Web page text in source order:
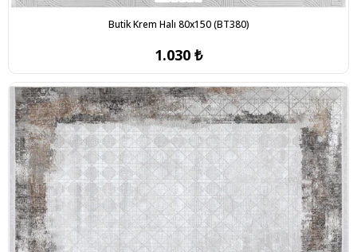
Butik Krem Halı 80x150 (BT380)
1.030 ₺